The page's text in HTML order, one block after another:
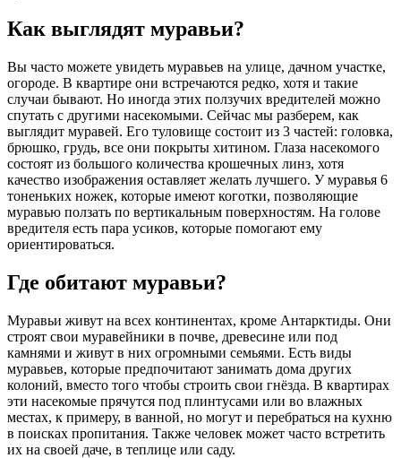
Как выглядят муравьи?
Вы часто можете увидеть муравьев на улице, дачном участке,
огороде. В квартире они встречаются редко, хотя и такие
случаи бывают. Но иногда этих ползучих вредителей можно
спутать с другими насекомыми. Сейчас мы разберем, как
выглядит муравей. Его туловище состоит из 3 частей: головка,
брюшко, грудь, все они покрыты хитином. Глаза насекомого
состоят из большого количества крошечных линз, хотя
качество изображения оставляет желать лучшего. У муравья 6
тоненьких ножек, которые имеют коготки, позволяющие
муравью ползать по вертикальным поверхностям. На голове
вредителя есть пара усиков, которые помогают ему
ориентироваться.
Где обитают муравьи?
Муравьи живут на всех континентах, кроме Антарктиды. Они
строят свои муравейники в почве, древесине или под
камнями и живут в них огромными семьями. Есть виды
муравьев, которые предпочитают занимать дома других
колоний, вместо того чтобы строить свои гнёзда. В квартирах
эти насекомые прячутся под плинтусами или во влажных
местах, к примеру, в ванной, но могут и перебраться на кухню
в поисках пропитания. Также человек может часто встретить
их на своей даче, в теплице или саду.